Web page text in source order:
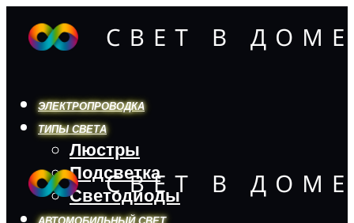
ЭЛЕКТРОПРОВОДКА
ТИПЫ СВЕТА
Люстры
Подсветка
Светодиоды